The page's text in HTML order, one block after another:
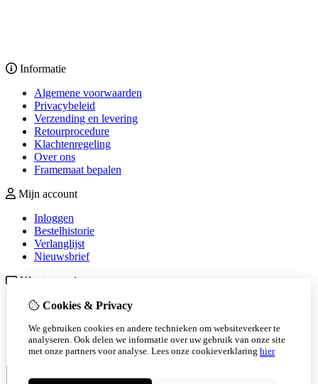
Informatie
Algemene voorwaarden
Privacybeleid
Verzending en levering
Retourprocedure
Klachtenregeling
Over ons
Framemaat bepalen
Mijn account
Inloggen
Bestelhistorie
Verlanglijst
Nieuwsbrief
Klantenservice
Contact
Sitemap
Veelgestelde vragen
Cookies & Privacy
We gebruiken cookies en andere technieken om websiteverkeer te
analyseren. Ook delen we informatie over uw gebruik van onze site
met onze partners voor analyse. Lees onze cookieverklaring hier